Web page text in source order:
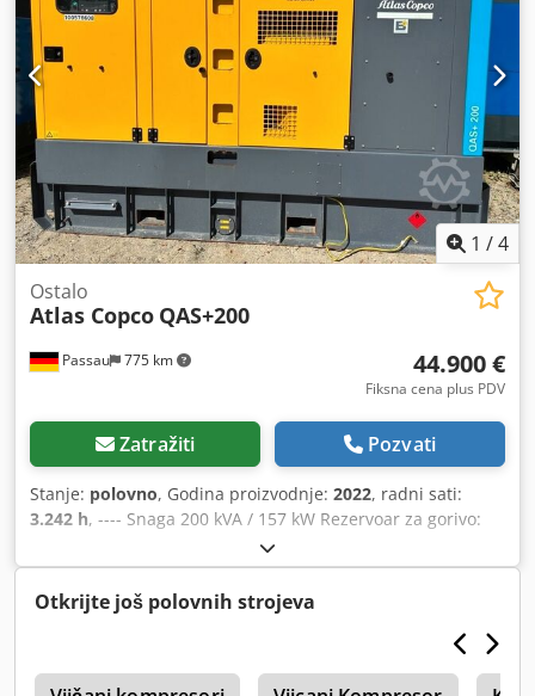
1 /4
Passau 775 km
Ostalo
Atlas Copco QAS+200
44.900 €
Fiksna cena plus PDV
Zatražiti Pozvati
Stanje: polovno, Godina proizvodnje: 2022, radni sati:
3.242 h, ---- Snaga 200 kVA / 157 kW Rezervoar za gorivo:
585 litara Dwedpfezrkuajx Aklea Radno vreme: 3242 sata,
godina proizvodnje: 12/2022 Utikače: 125-63-32-16A + DS
Prekidač za zaštitu od struje kvara, tip B.
Otkrijte još polovnih strojeva